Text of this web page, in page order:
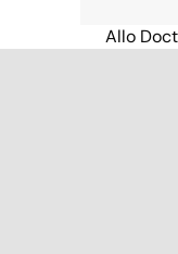
Allo